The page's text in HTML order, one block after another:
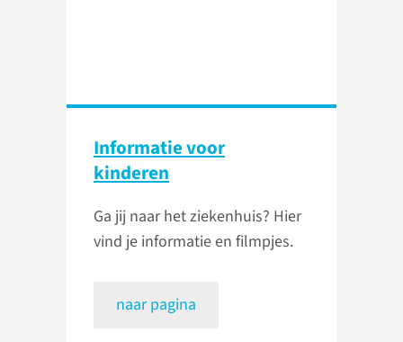
Informatie voor
kinderen
Ga jij naar het ziekenhuis? Hier
vind je informatie en filmpjes.
naar pagina